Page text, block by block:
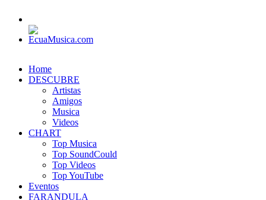
Home
DESCUBRE
Artistas
Amigos
Musica
Videos
CHART
Top Musica
Top SoundCould
Top Videos
Top YouTube
Eventos
FARANDULA